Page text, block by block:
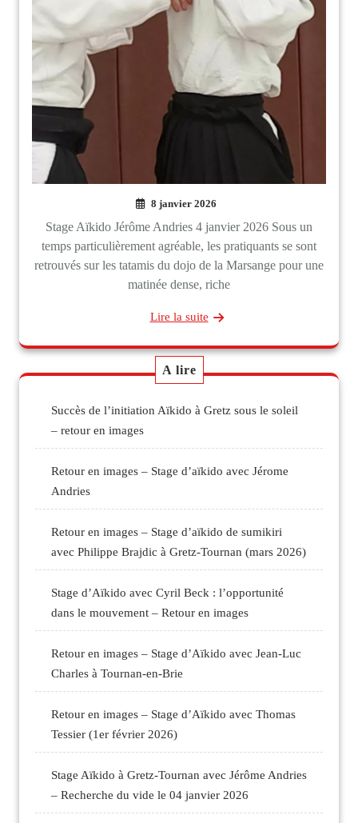
8 janvier 2026
Stage Aïkido Jérôme Andries 4 janvier 2026 Sous un
temps particulièrement agréable, les pratiquants se sont
retrouvés sur les tatamis du dojo de la Marsange pour une
matinée dense, riche
Lire la suite
A lire
Succès de l’initiation Aïkido à Gretz sous le soleil
– retour en images
Retour en images – Stage d’aïkido avec Jérome
Andries
Retour en images – Stage d’aïkido de sumikiri
avec Philippe Brajdic à Gretz-Tournan (mars 2026)
Stage d’Aïkido avec Cyril Beck : l’opportunité
dans le mouvement – Retour en images
Retour en images – Stage d’Aïkido avec Jean-Luc
Charles à Tournan-en-Brie
Retour en images – Stage d’Aïkido avec Thomas
Tessier (1er février 2026)
Stage Aïkido à Gretz-Tournan avec Jérôme Andries
– Recherche du vide le 04 janvier 2026